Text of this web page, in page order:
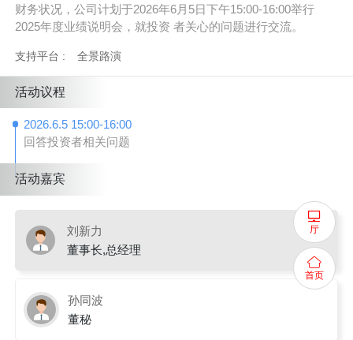
财务状况，公司计划于2026年6月5日下午15:00-16:00举行
2025年度业绩说明会，就投资 者关心的问题进行交流。
支持平台 : 全景路演
活动议程
2026.6.5 15:00-16:00
回答投资者相关问题
活动嘉宾
刘新力
董事长,总经理
孙同波
董秘
厅
首页